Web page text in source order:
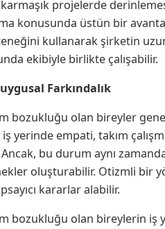
projelerde
konusunda üstün bir
kullanarak şirketin
ekibiyle birlikte çalışabilir.
Farkındalık
bozukluğu olan bireyler
yerinde empati, takım
Ancak, bu durum aynı
oluşturabilir. Otizmli bir
kararlar alabilir.
bozukluğu olan bireylerin iş